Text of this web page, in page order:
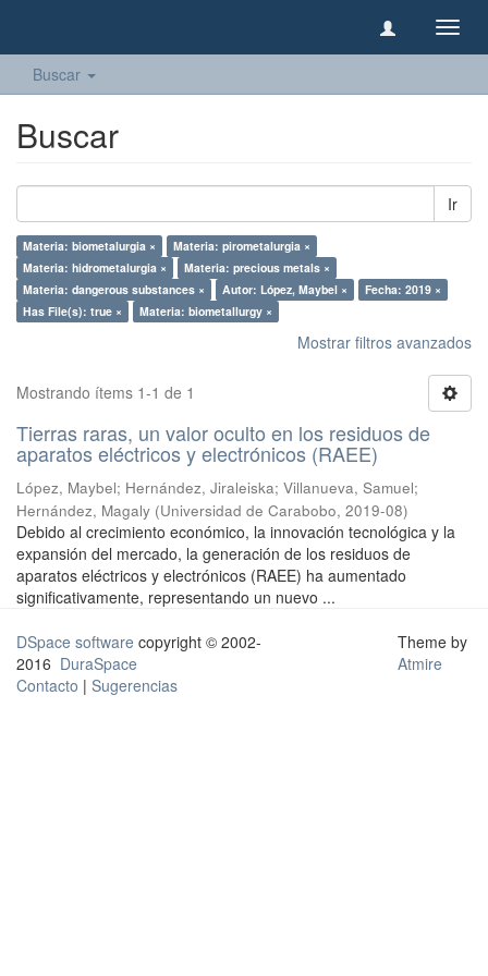
Buscar
Buscar
Ir
Materia: biometalurgia ×
Materia: pirometalurgia ×
Materia: hidrometalurgia ×
Materia: precious metals ×
Materia: dangerous substances ×
Autor: López, Maybel ×
Fecha: 2019 ×
Has File(s): true ×
Materia: biometallurgy ×
Mostrar filtros avanzados
Mostrando ítems 1-1 de 1
Tierras raras, un valor oculto en los residuos de
aparatos eléctricos y electrónicos (RAEE)
López, Maybel; Hernández, Jiraleiska; Villanueva, Samuel;
Hernández, Magaly (Universidad de Carabobo, 2019-08)
Debido al crecimiento económico, la innovación tecnológica y la
expansión del mercado, la generación de los residuos de
aparatos eléctricos y electrónicos (RAEE) ha aumentado
significativamente, representando un nuevo ...
DSpace software copyright © 2002-
2016 DuraSpace
Contacto | Sugerencias
Theme by
Atmire